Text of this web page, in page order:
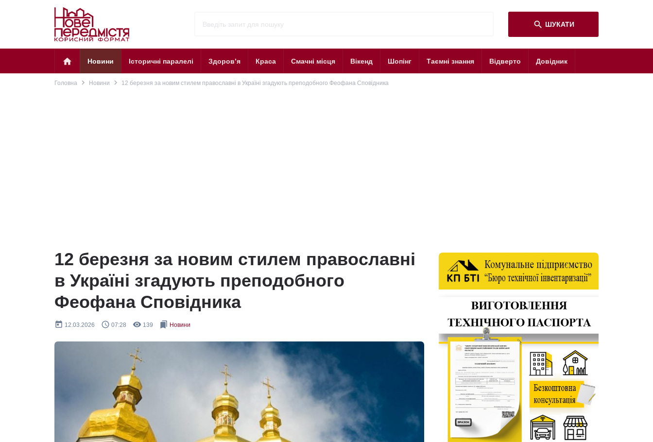
search ШУКАТИ
home Новини Історичні паралелі Здоров’я Краса Смачні місця Вікенд Шопінг Таємні знання Відверто Довідник
Головна navigate_next Новини navigate_next 12 березня за новим стилем православні в Україні згадують преподобного Феофана Сповідника
12 березня за новим стилем православні
в Україні згадують преподобного
Феофана Сповідника
today 12.03.2026 query_builder 07:28 remove_red_eye 139 bookmarks Новини